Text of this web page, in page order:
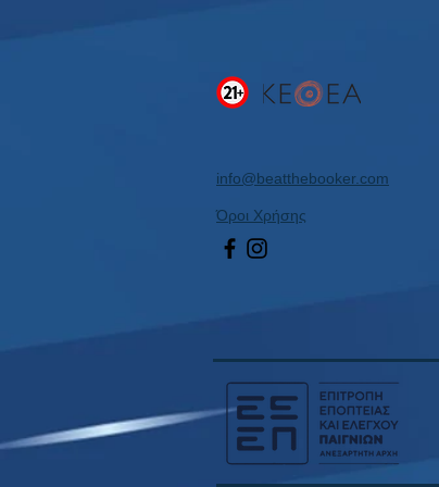
info@beatthebooker.com
Όροι Χρήσης